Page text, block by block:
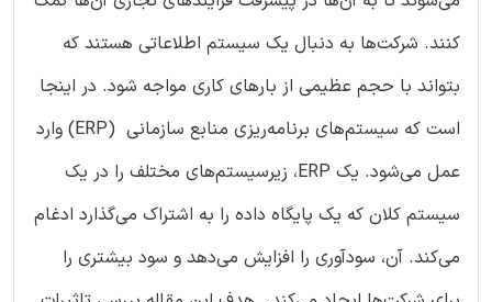
کنند. شرکت‌ها به دنبال یک سیستم اطلاعاتی هستند که
بتواند با حجم عظیمی از بارهای کاری مواجه شود. در اینجا
است که سیستم‌های برنامه‌ریزی منابع سازمانی (ERP) وارد
عمل می‌شود. یک ERP، زیرسیستم‌های مختلف را در یک
سیستم کلان که یک پایگاه داده را به اشتراک می‌گذارد ادغام
می‌کند. آن، سودآوری را افزایش می‌دهد و سود بیشتری را